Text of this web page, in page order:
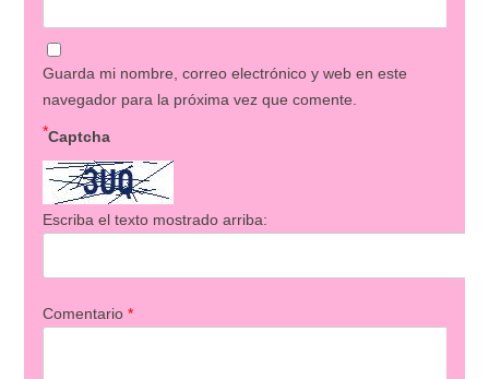
Guarda mi nombre, correo electrónico y web en este
navegador para la próxima vez que comente.
Captcha
*
Escriba el texto mostrado arriba:
Comentario *